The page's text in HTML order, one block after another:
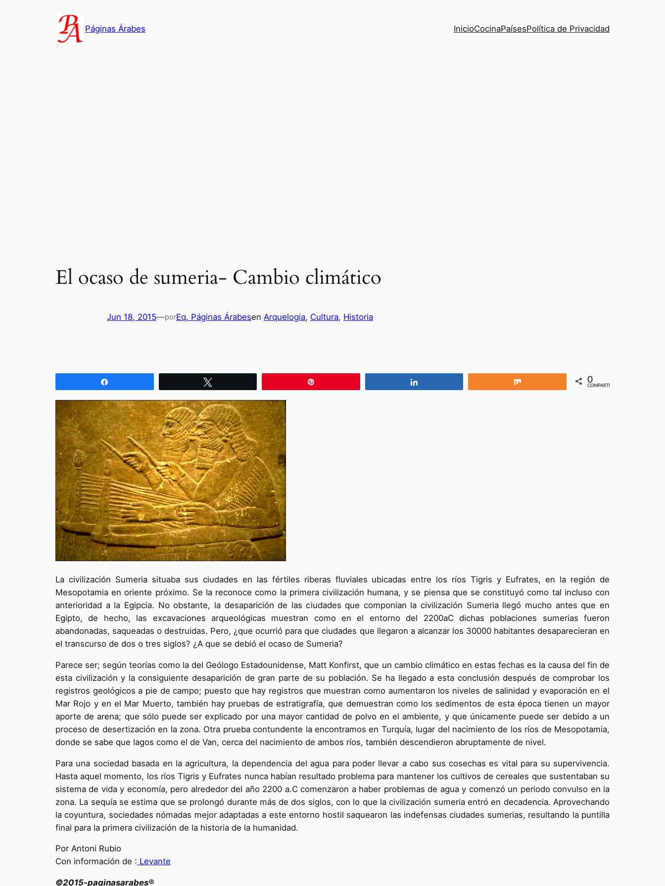
Páginas Árabes InicioCocinaPaísesPolítica de Privacidad
El ocaso de sumeria- Cambio climático
Jun 18, 2015—porEq. Páginas Árabesen Arquelogia, Cultura, Historia
0
COMPARTIR
La civilización Sumeria situaba sus ciudades en las fértiles riberas fluviales ubicadas entre los ríos Tigris y Eufrates, en la región de
Mesopotamia en oriente próximo. Se la reconoce como la primera civilización humana, y se piensa que se constituyó como tal incluso con
anterioridad a la Egipcia. No obstante, la desaparición de las ciudades que componían la civilización Sumeria llegó mucho antes que en
Egipto, de hecho, las excavaciones arqueológicas muestran como en el entorno del 2200aC dichas poblaciones sumerias fueron
abandonadas, saqueadas o destruidas. Pero, ¿que ocurrió para que ciudades que llegaron a alcanzar los 30000 habitantes desaparecieran en
el transcurso de dos o tres siglos? ¿A que se debió el ocaso de Sumeria?
Parece ser; según teorías como la del Geólogo Estadounidense, Matt Konfirst, que un cambio climático en estas fechas es la causa del fin de
esta civilización y la consiguiente desaparición de gran parte de su población. Se ha llegado a esta conclusión después de comprobar los
registros geológicos a pie de campo; puesto que hay registros que muestran como aumentaron los niveles de salinidad y evaporación en el
Mar Rojo y en el Mar Muerto, también hay pruebas de estratigrafía, que demuestran como los sedimentos de esta época tienen un mayor
aporte de arena; que sólo puede ser explicado por una mayor cantidad de polvo en el ambiente, y que únicamente puede ser debido a un
proceso de desertización en la zona. Otra prueba contundente la encontramos en Turquía, lugar del nacimiento de los ríos de Mesopotamia,
donde se sabe que lagos como el de Van, cerca del nacimiento de ambos ríos, también descendieron abruptamente de nivel.
Para una sociedad basada en la agricultura, la dependencia del agua para poder llevar a cabo sus cosechas es vital para su supervivencia.
Hasta aquel momento, los ríos Tigris y Eufrates nunca habían resultado problema para mantener los cultivos de cereales que sustentaban su
sistema de vida y economía, pero alrededor del año 2200 a.C comenzaron a haber problemas de agua y comenzó un periodo convulso en la
zona. La sequía se estima que se prolongó durante más de dos siglos, con lo que la civilización sumeria entró en decadencia. Aprovechando
la coyuntura, sociedades nómadas mejor adaptadas a este entorno hostil saquearon las indefensas ciudades sumerias, resultando la puntilla
final para la primera civilización de la historia de la humanidad.
Por Antoni Rubio
Con información de : Levante
©2015-paginasarabes®